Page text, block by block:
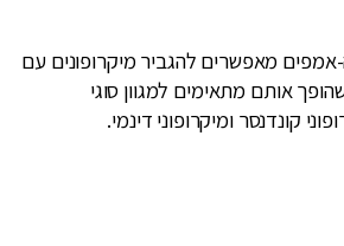
מאפשרים להגביר מיקרופונים עם
אותם מתאימים למגוון סוגי
קונדנסר ומיקרופוני דינמי.